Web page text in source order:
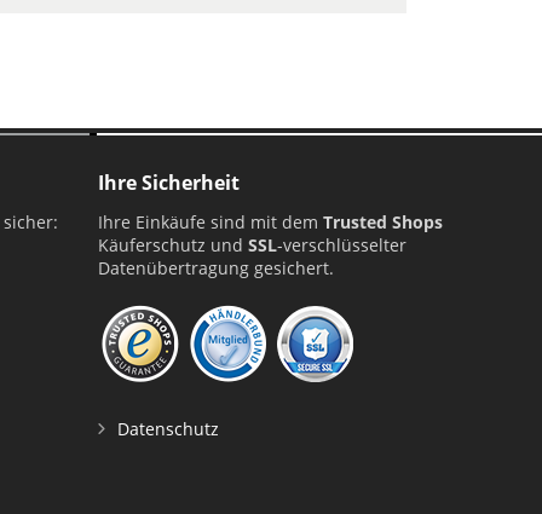
Ihre Sicherheit
Ihre Einkäufe sind mit dem Trusted Shops
Käuferschutz und SSL-verschlüsselter
Datenübertragung gesichert.
Datenschutz